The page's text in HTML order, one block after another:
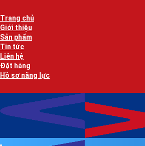
qua
nội
dung
Trang chủ
Giới thiệu
Sản phẩm
Tin tức
Liên hệ
Đặt hàng
Hồ sơ năng lực